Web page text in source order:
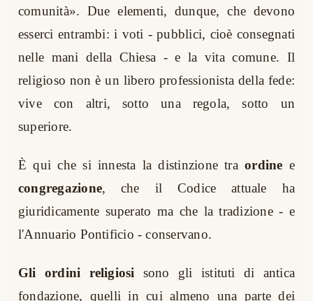
comunità». Due elementi, dunque, che devono
esserci entrambi: i voti - pubblici, cioè consegnati
nelle mani della Chiesa - e la vita comune. Il
religioso non è un libero professionista della fede:
vive con altri, sotto una regola, sotto un
superiore.
È qui che si innesta la distinzione traordine e
congregazione, che il Codice attuale ha
giuridicamente superato ma che la tradizione - e
l'Annuario Pontificio - conservano.
Gli ordini religiosi sono gli istituti di antica
fondazione, quelli in cui almeno una parte dei